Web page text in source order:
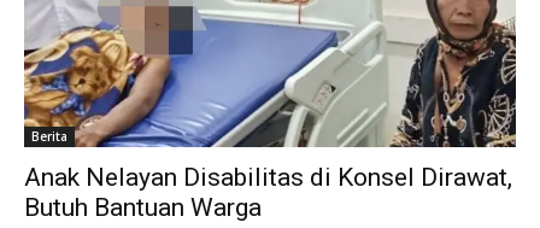
Berita
Anak Nelayan Disabilitas di Konsel Dirawat,
Butuh Bantuan Warga